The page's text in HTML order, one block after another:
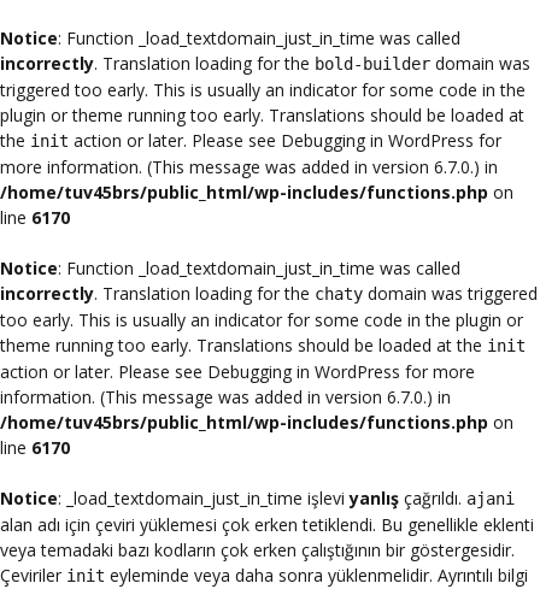
Notice: Function _load_textdomain_just_in_time was called
incorrectly. Translation loading for the bold-builder domain was
triggered too early. This is usually an indicator for some code in the
plugin or theme running too early. Translations should be loaded at
the init action or later. Please see Debugging in WordPress for
more information. (This message was added in version 6.7.0.) in
/home/tuv45brs/public_html/wp-includes/functions.php on
line 6170
Notice: Function _load_textdomain_just_in_time was called
incorrectly. Translation loading for the chaty domain was triggered
too early. This is usually an indicator for some code in the plugin or
theme running too early. Translations should be loaded at the init
action or later. Please see Debugging in WordPress for more
information. (This message was added in version 6.7.0.) in
/home/tuv45brs/public_html/wp-includes/functions.php on
line 6170
Notice: _load_textdomain_just_in_time işleviyanlış çağrıldı. ajani
alan adı için çeviri yüklemesi çok erken tetiklendi. Bu genellikle eklenti
veya temadaki bazı kodların çok erken çalıştığının bir göstergesidir.
Çeviriler init eyleminde veya daha sonra yüklenmelidir. Ayrıntılı bilgi